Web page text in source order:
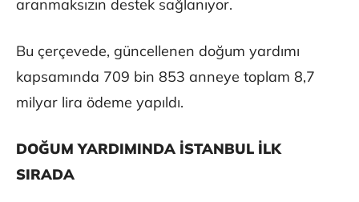
aranmaksızın destek sağlanıyor.
Bu çerçevede, güncellenen doğum yardımı
kapsamında 709 bin 853 anneye toplam 8,7
milyar lira ödeme yapıldı.
DOĞUM YARDIMINDA İSTANBUL İLK
SIRADA